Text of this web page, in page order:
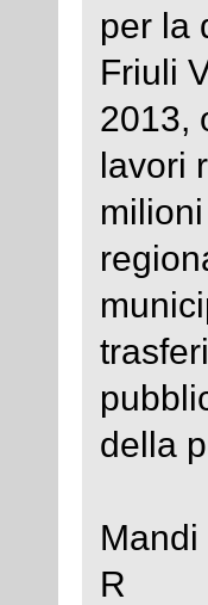
per la
Friuli
2013,
lavori
della
Mandi
R